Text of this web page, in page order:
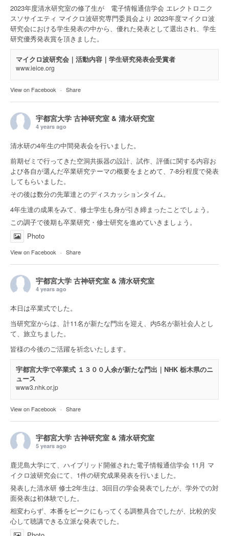
2023年度清水研究室の修了生が 電子情報通信学会 エレクトロニク
スソサイエティ マイクロ波研究専門委員会より 2023年度マイクロ波
研究会における学生発表の中から、優れた発表として選出され、学生
研究優秀発表賞を頂きました。
マイクロ波研究会｜活動内容｜学生研究発表会受賞者
www.ieice.org
View on Facebook · Share
宇都宮大学 古神研究室 & 清水研究室
4 years ago
清水研の4年生の中間発表会を行いました。
前期ゼミで行ってきた空洞共振器の設計、試作、評価に関する内容お
よび各自が選んだ卒業研究テーマの概要をまとめて、7-8分程度で発表
してもらいました。
その後は数分の先輩達とのディスカッションタイム。
4年生達の成果をみて、修士学生も身が引き締まったことでしょう。
この調子で後期も卒業研究・修士研究を進めていきましょう。
Photo
View on Facebook · Share
宇都宮大学 古神研究室 & 清水研究室
4 years ago
本日は卒業式でした。
当研究室からは、計11名が新たな門出を迎え、内5名が新社会人とし
て、旅立ちました。
皆様の今後のご活躍を祈念いたします。
宇都宮大学で卒業式 １３００人余が新たな門出｜NHK 栃木県のニ
ュース
www3.nhk.or.jp
View on Facebook · Share
宇都宮大学 古神研究室 & 清水研究室
5 years ago
鹿児島大学にて、ハイブリッド開催された電子情報通信学会 11月 マ
イクロ波研究会にて、1件の研究成果発表を行いました。
発表した清水研 修士2年生は、3回目の学会発表でしたが、学外での対
面発表は初体験でした。
相変わらず、本番をピークにもってくる調整具合でしたが、比較的安
心して聴講できる立派な発表でした。